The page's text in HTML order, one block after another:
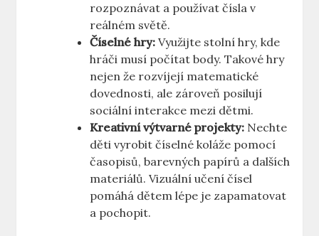
rozpoznávat a používat čísla v
reálném světě.
Číselné hry: Využijte stolní hry, kde
hráči musí počítat body. Takové hry
nejen že rozvíjejí matematické
dovednosti, ale zároveň posilují
sociální interakce mezi dětmi.
Kreativní výtvarné projekty: Nechte
děti vyrobit číselné koláže pomocí
časopisů, barevných papírů a dalších
materiálů. Vizuální učení čísel
pomáhá dětem lépe je zapamatovat
a pochopit.